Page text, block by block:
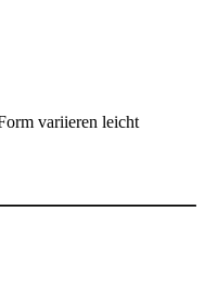
variieren leicht